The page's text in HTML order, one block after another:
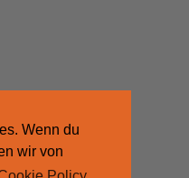
Wenn du
wir von